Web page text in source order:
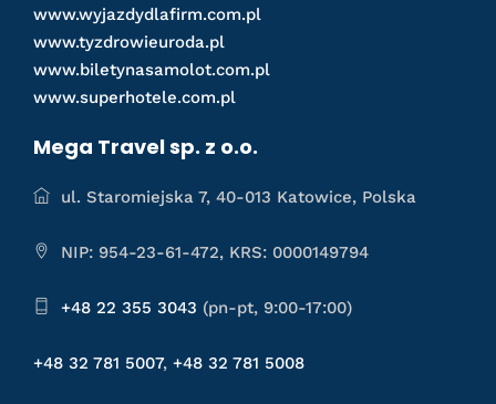
www.wyjazdydlafirm.com.pl
www.tyzdrowieuroda.pl
www.biletynasamolot.com.pl
www.superhotele.com.pl
Mega Travel sp. z o.o.
ul. Staromiejska 7, 40-013 Katowice, Polska
NIP: 954-23-61-472, KRS: 0000149794
+48 22 355 3043 (pn-pt, 9:00-17:00)
+48 32 781 5007, +48 32 781 5008